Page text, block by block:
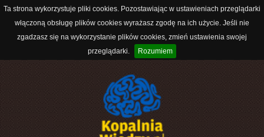
Ta strona wykorzystuje pliki cookies. Pozostawiając w ustawieniach przeglądarki
włączoną obsługę plików cookies wyrażasz zgodę na ich użycie. Jeśli nie
zgadzasz się na wykorzystanie plików cookies, zmień ustawienia swojej
przeglądarki.
Rozumiem